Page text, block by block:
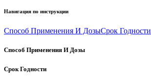
Навигация по инструкции
Способ Применения И ДозыСрок Годности
Способ Применения И Дозы
Срок Годности